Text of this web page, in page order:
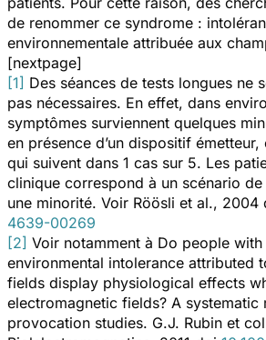
de renommer ce syndrome :
environnementale attribuée aux
[nextpage]
[1] Des séances de tests longues ne
pas nécessaires. En effet, dans
symptômes surviennent quelques
en présence d’un dispositif émetteur,
qui suivent dans 1 cas sur 5. Les
clinique correspond à un scénario
une minorité. Voir Röösli et al., 2004
4639-00269
[2] Voir notamment à Do people
environmental intolerance attributed
fields display physiological effects
electromagnetic fields? A systematic
provocation studies. G.J. Rubin et